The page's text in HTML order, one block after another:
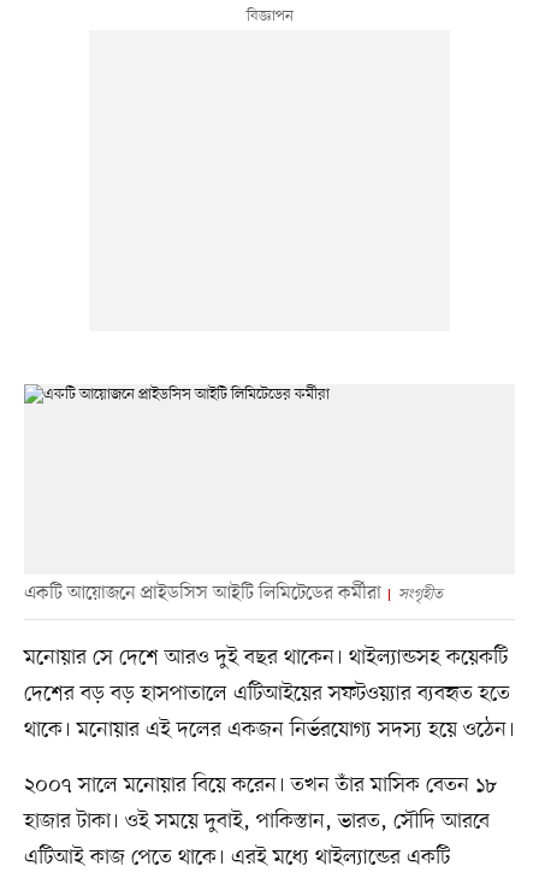
একটি আয়োজনে প্রাইডসিস আইটি লিমিটেডের কর্মীরা সংগৃহীত
মনোয়ার সে দেশে আরও দুই বছর থাকেন। থাইল্যান্ডসহ কয়েকটি
দেশের বড় বড় হাসপাতালে এটিআইয়ের সফটওয়্যার ব্যবহৃত হতে
থাকে। মনোয়ার এই দলের একজন নির্ভরযোগ্য সদস্য হয়ে ওঠেন।
২০০৭ সালে মনোয়ার বিয়ে করেন। তখন তাঁর মাসিক বেতন ১৮
হাজার টাকা। ওই সময়ে দুবাই, পাকিস্তান, ভারত, সৌদি আরবে
এটিআই কাজ পেতে থাকে। এরই মধ্যে থাইল্যান্ডের একটি